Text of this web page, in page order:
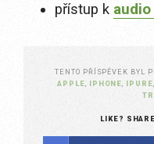
přístup k
TENTO PŘÍSPĚVEK BYL
APPLE
IPHONE IPURE
LIKE?